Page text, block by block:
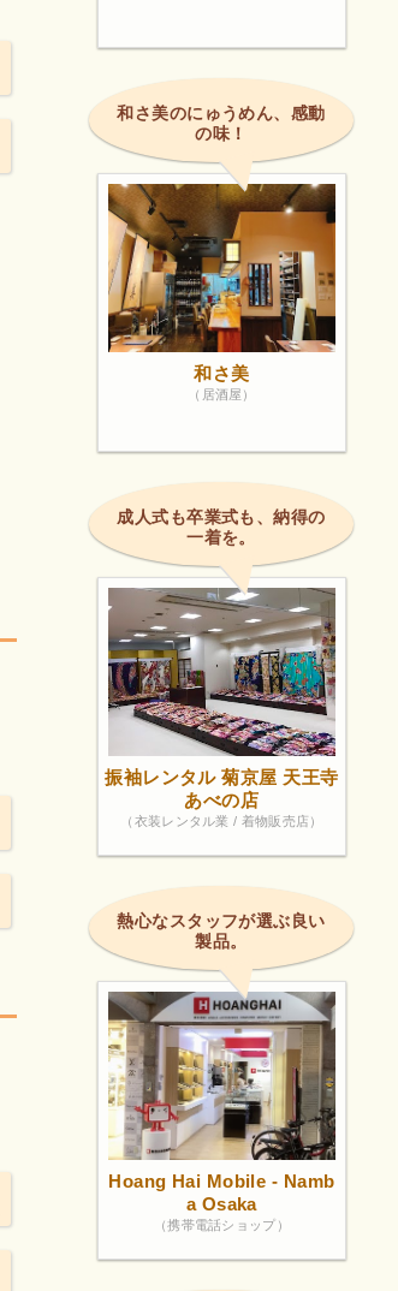
和さ美のにゅうめん、感動
の味！
和さ美
（居酒屋）
成人式も卒業式も、納得の
一着を。
振袖レンタル 菊京屋 天王寺
あべの店
（衣装レンタル業 / 着物販売店）
熱心なスタッフが選ぶ良い
製品。
Hoang Hai Mobile - Namb
a Osaka
（携帯電話ショップ）